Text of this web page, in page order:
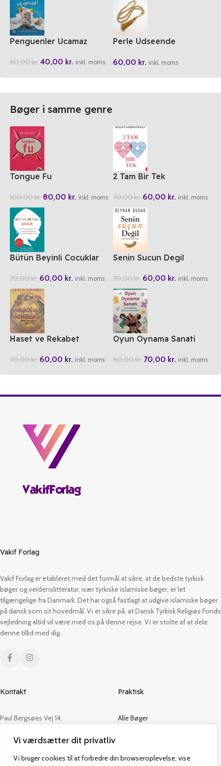
Vi værdsætter dit privatliv
Vi bruger cookies til at forbedre din browseroplevelse, vise
Penguenler Ucamaz
60,00kr. 40,00 kr. inkl. moms
Perle Udseende
60,00 kr. inkl. moms
Bøger i samme genre
Tongue Fu
100,00kr. 80,00 kr. inkl. moms
2 Tam Bir Tek
70,00kr. 60,00 kr. inkl. moms
Bütün Beyinli Cocuklar
70,00kr. 60,00 kr. inkl. moms
Senin Sucun Degil
70,00kr. 60,00 kr. inkl. moms
Haset ve Rekabet
70,00kr. 60,00 kr. inkl. moms
Oyun Oynama Sanati
80,00kr. 70,00 kr. inkl. moms
Vakif Forlag
Vakif Forlag er etableret med det formål at sikre, at de bedste tyrkisk
bøger og verdenslitteratur, især tyrkiske islamiske bøger, er let
tilgængelige fra Danmark. Det har også fastlagt at udgive islamiske bøger
på dansk som sit hovedmål. Vi er sikre på, at Dansk Tyrkisk Religiøs Fonds
vejledning altid vil være med os på denne rejse. Vi er stolte af at dele
denne tillid med dig.
Kontakt
Paul Bergsøes Vej 14,
CVR: 42813915
admin@vakifforlag.dk
Praktisk
Alle Bøger
Kontakt